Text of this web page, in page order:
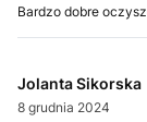
Bardzo dobre
Jolanta Sikorska
8 grudnia 2024